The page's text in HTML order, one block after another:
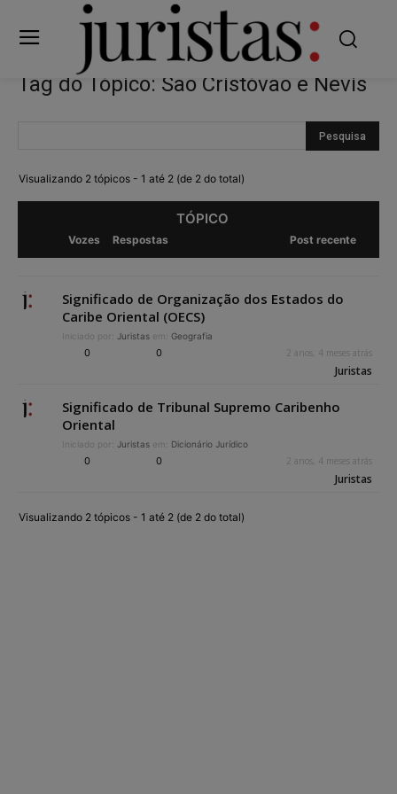
Tag do Tópico: São Cristóvão e Nevis
Visualizando 2 tópicos - 1 até 2 (de 2 do total)
TÓPICO
Vozes Respostas Post recente
Significado de Organização dos Estados do
Caribe Oriental (OECS)
Iniciado por: Juristas em: Geografia
0 0 2 anos, 4 meses atrás
Juristas
Significado de Tribunal Supremo Caribenho
Oriental
Iniciado por: Juristas em: Dicionário Jurídico
0 0 2 anos, 4 meses atrás
Juristas
Visualizando 2 tópicos - 1 até 2 (de 2 do total)